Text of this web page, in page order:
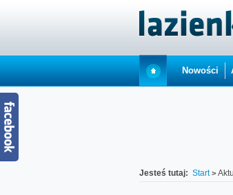
Nowości
Jesteś tutaj: Start